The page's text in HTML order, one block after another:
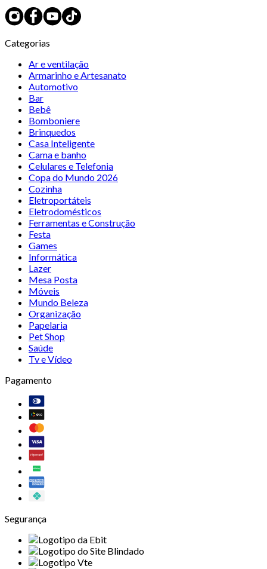
Categorias
Ar e ventilação
Armarinho e Artesanato
Automotivo
Bar
Bebê
Bomboniere
Brinquedos
Casa Inteligente
Cama e banho
Celulares e Telefonia
Copa do Mundo 2026
Cozinha
Eletroportáteis
Eletrodomésticos
Ferramentas e Construção
Festa
Games
Informática
Lazer
Mesa Posta
Móveis
Mundo Beleza
Organização
Papelaria
Pet Shop
Saúde
Tv e Vídeo
Pagamento
Segurança